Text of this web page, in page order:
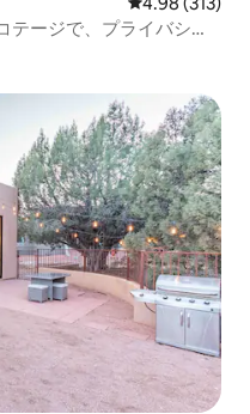
テージで、プライバシー